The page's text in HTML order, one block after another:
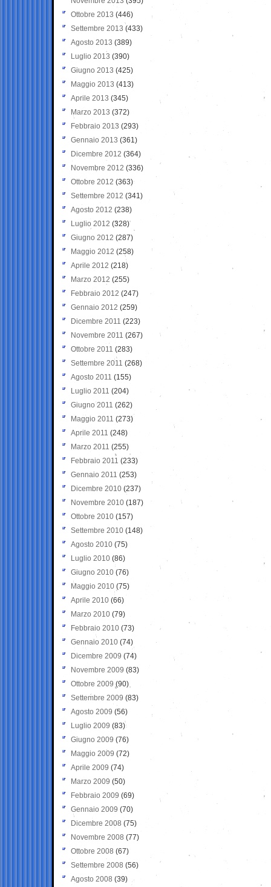
Ottobre 2013 (446)
Settembre 2013 (433)
Agosto 2013 (389)
Luglio 2013 (390)
Giugno 2013 (425)
Maggio 2013 (413)
Aprile 2013 (345)
Marzo 2013 (372)
Febbraio 2013 (293)
Gennaio 2013 (361)
Dicembre 2012 (364)
Novembre 2012 (336)
Ottobre 2012 (363)
Settembre 2012 (341)
Agosto 2012 (238)
Luglio 2012 (328)
Giugno 2012 (287)
Maggio 2012 (258)
Aprile 2012 (218)
Marzo 2012 (255)
Febbraio 2012 (247)
Gennaio 2012 (259)
Dicembre 2011 (223)
Novembre 2011 (267)
Ottobre 2011 (283)
Settembre 2011 (268)
Agosto 2011 (155)
Luglio 2011 (204)
Giugno 2011 (262)
Maggio 2011 (273)
Aprile 2011 (248)
Marzo 2011 (255)
Febbraio 2011 (233)
Gennaio 2011 (253)
Dicembre 2010 (237)
Novembre 2010 (187)
Ottobre 2010 (157)
Settembre 2010 (148)
Agosto 2010 (75)
Luglio 2010 (86)
Giugno 2010 (76)
Maggio 2010 (75)
Aprile 2010 (66)
Marzo 2010 (79)
Febbraio 2010 (73)
Gennaio 2010 (74)
Dicembre 2009 (74)
Novembre 2009 (83)
Ottobre 2009 (90)
Settembre 2009 (83)
Agosto 2009 (56)
Luglio 2009 (83)
Giugno 2009 (76)
Maggio 2009 (72)
Aprile 2009 (74)
Marzo 2009 (50)
Febbraio 2009 (69)
Gennaio 2009 (70)
Dicembre 2008 (75)
Novembre 2008 (77)
Ottobre 2008 (67)
Settembre 2008 (56)
Agosto 2008 (39)